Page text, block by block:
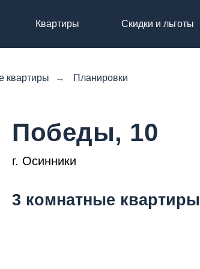
Квартиры Скидки и льготы
квартиры → Планировки
Победы, 10
г. Осинники
3 комнатные квартиры